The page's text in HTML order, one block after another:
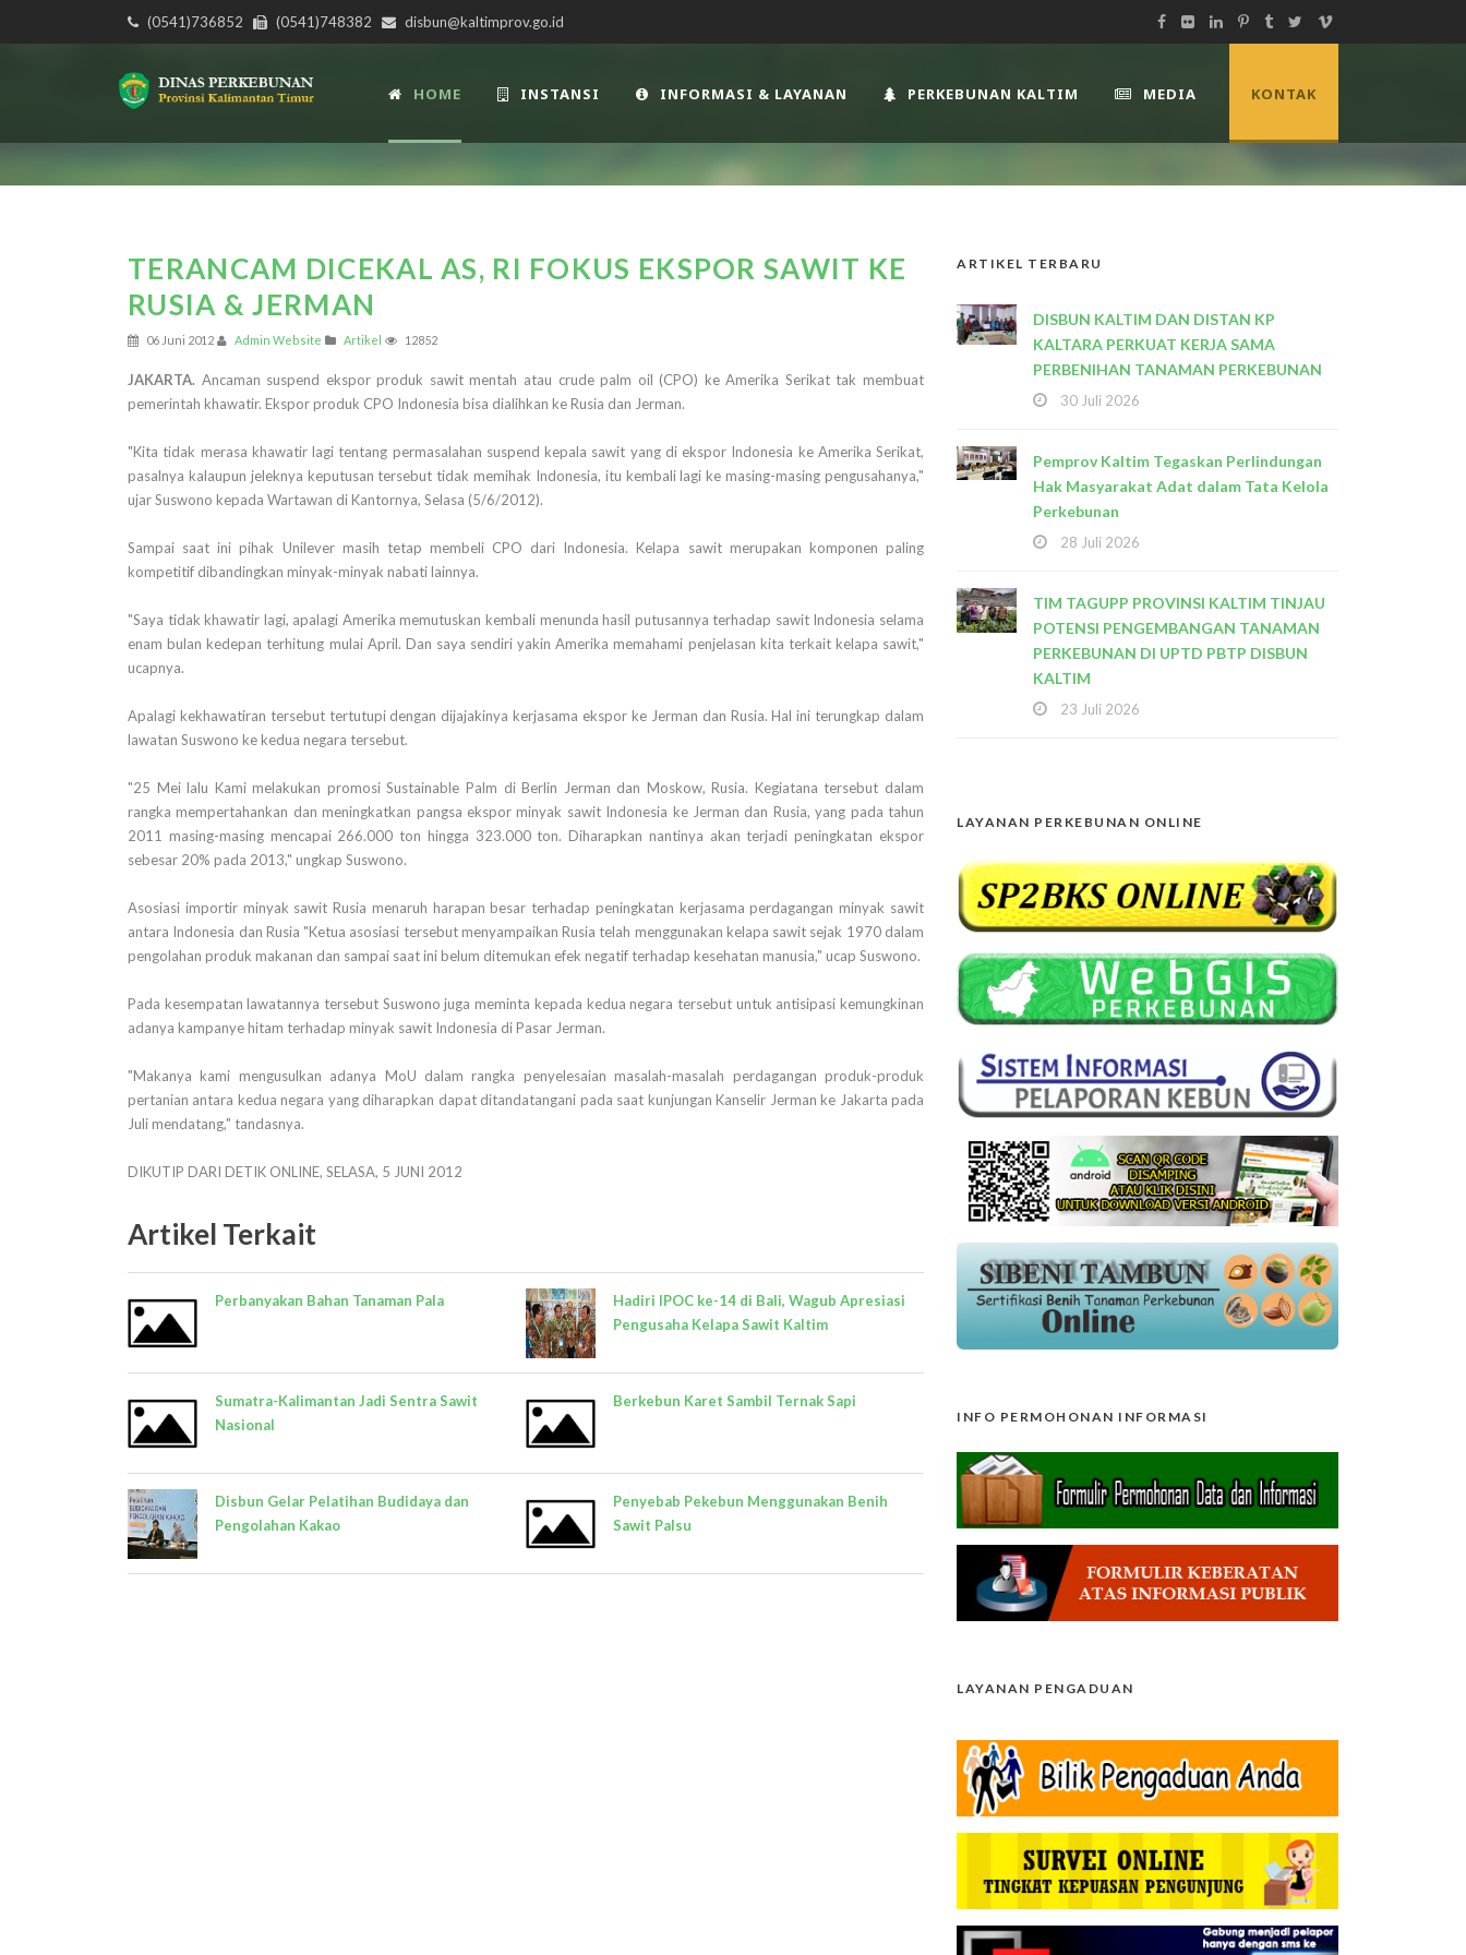
(0541)736852 (0541)748382 disbun@kaltimprov.go.id
HOME INSTANSI INFORMASI & LAYANAN PERKEBUNAN KALTIM MEDIA KONTAK
TERANCAM DICEKAL AS, RI FOKUS EKSPOR SAWIT KE
RUSIA & JERMAN
06 Juni 2012 Admin Website Artikel 12852
JAKARTA. Ancaman suspend ekspor produk sawit mentah atau crude palm oil (CPO) ke Amerika Serikat tak membuat
pemerintah khawatir. Ekspor produk CPO Indonesia bisa dialihkan ke Rusia dan Jerman.
"Kita tidak merasa khawatir lagi tentang permasalahan suspend kepala sawit yang di ekspor Indonesia ke Amerika Serikat,
pasalnya kalaupun jeleknya keputusan tersebut tidak memihak Indonesia, itu kembali lagi ke masing-masing pengusahanya,"
ujar Suswono kepada Wartawan di Kantornya, Selasa (5/6/2012).
Sampai saat ini pihak Unilever masih tetap membeli CPO dari Indonesia. Kelapa sawit merupakan komponen paling
kompetitif dibandingkan minyak-minyak nabati lainnya.
"Saya tidak khawatir lagi, apalagi Amerika memutuskan kembali menunda hasil putusannya terhadap sawit Indonesia selama
enam bulan kedepan terhitung mulai April. Dan saya sendiri yakin Amerika memahami penjelasan kita terkait kelapa sawit,"
ucapnya.
Apalagi kekhawatiran tersebut tertutupi dengan dijajakinya kerjasama ekspor ke Jerman dan Rusia. Hal ini terungkap dalam
lawatan Suswono ke kedua negara tersebut.
"25 Mei lalu Kami melakukan promosi Sustainable Palm di Berlin Jerman dan Moskow, Rusia. Kegiatana tersebut dalam
rangka mempertahankan dan meningkatkan pangsa ekspor minyak sawit Indonesia ke Jerman dan Rusia, yang pada tahun
2011 masing-masing mencapai 266.000 ton hingga 323.000 ton. Diharapkan nantinya akan terjadi peningkatan ekspor
sebesar 20% pada 2013," ungkap Suswono.
Asosiasi importir minyak sawit Rusia menaruh harapan besar terhadap peningkatan kerjasama perdagangan minyak sawit
antara Indonesia dan Rusia "Ketua asosiasi tersebut menyampaikan Rusia telah menggunakan kelapa sawit sejak 1970 dalam
pengolahan produk makanan dan sampai saat ini belum ditemukan efek negatif terhadap kesehatan manusia," ucap Suswono.
Pada kesempatan lawatannya tersebut Suswono juga meminta kepada kedua negara tersebut untuk antisipasi kemungkinan
adanya kampanye hitam terhadap minyak sawit Indonesia di Pasar Jerman.
"Makanya kami mengusulkan adanya MoU dalam rangka penyelesaian masalah-masalah perdagangan produk-produk
pertanian antara kedua negara yang diharapkan dapat ditandatangani pada saat kunjungan Kanselir Jerman ke Jakarta pada
Juli mendatang," tandasnya.
DIKUTIP DARI DETIK ONLINE, SELASA, 5 JUNI 2012
Artikel Terkait
Perbanyakan Bahan Tanaman Pala
Sumatra-Kalimantan Jadi Sentra Sawit
Nasional
Disbun Gelar Pelatihan Budidaya dan
Pengolahan Kakao
Hadiri IPOC ke-14 di Bali, Wagub Apresiasi
Pengusaha Kelapa Sawit Kaltim
Berkebun Karet Sambil Ternak Sapi
Penyebab Pekebun Menggunakan Benih
Sawit Palsu
ARTIKEL TERBARU
DISBUN KALTIM DAN DISTAN KP
KALTARA PERKUAT KERJA SAMA
PERBENIHAN TANAMAN PERKEBUNAN
30 Juli 2026
Pemprov Kaltim Tegaskan Perlindungan
Hak Masyarakat Adat dalam Tata Kelola
Perkebunan
28 Juli 2026
TIM TAGUPP PROVINSI KALTIM TINJAU
POTENSI PENGEMBANGAN TANAMAN
PERKEBUNAN DI UPTD PBTP DISBUN
KALTIM
23 Juli 2026
LAYANAN PERKEBUNAN ONLINE
INFO PERMOHONAN INFORMASI
LAYANAN PENGADUAN